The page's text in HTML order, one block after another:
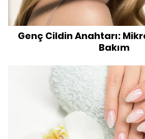
Genç Cildin Anahtarı:
Bakım